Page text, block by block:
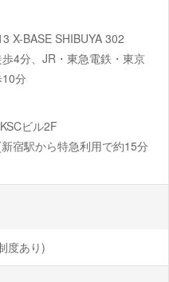
X-BASE SHIBUYA 302
4分、JR・東急電鉄・東京
分
ビル2F
宿駅から特急利用で約15分
度あり)